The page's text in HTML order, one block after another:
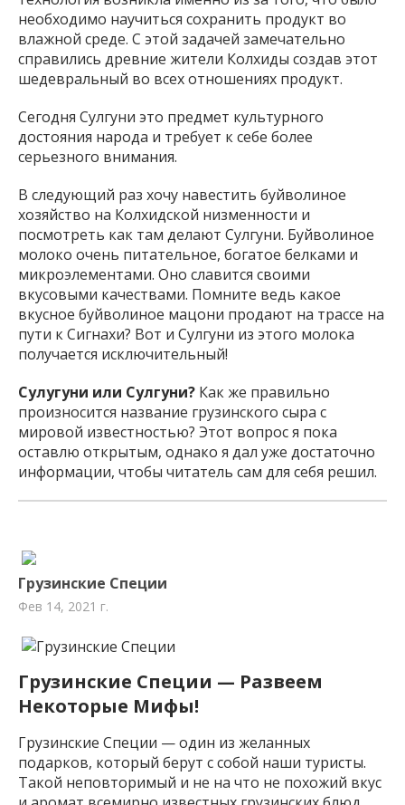
необходимо научиться сохранить продукт во
влажной среде. С этой задачей замечательно
справились древние жители Колхиды создав этот
шедевральный во всех отношениях продукт.
Сегодня Сулгуни это предмет культурного
достояния народа и требует к себе более
серьезного внимания.
В следующий раз хочу навестить буйволиное
хозяйство на Колхидской низменности и
посмотреть как там делают Сулгуни. Буйволиное
молоко очень питательное, богатое белками и
микроэлементами. Оно славится своими
вкусовыми качествами. Помните ведь какое
вкусное буйволиное мацони продают на трассе на
пути к Сигнахи? Вот и Сулгуни из этого молока
получается исключительный!
Сулугуни или Сулгуни? Как же правильно
произносится название грузинского сыра с
мировой известностью? Этот вопрос я пока
оставлю открытым, однако я дал уже достаточно
информации, чтобы читатель сам для себя решил.
Грузинские Специи
Фев 14, 2021 г.
Грузинские Специи — Развеем
Некоторые Мифы!
Грузинские Специи — один из желанных
подарков, который берут с собой наши туристы.
Такой неповторимый и не на что не похожий вкус